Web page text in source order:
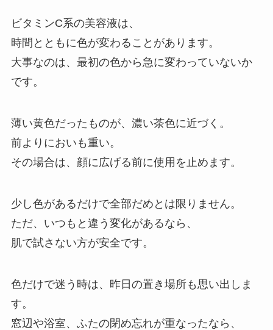
ビタミンC系の美容液は、
時間とともに色が変わることがあります。
大事なのは、最初の色から急に変わっていないか
です。
薄い黄色だったものが、濃い茶色に近づく。
前よりにおいも重い。
その場合は、顔に広げる前に使用を止めます。
少し色があるだけで全部だめとは限りません。
ただ、いつもと違う変化があるなら、
肌で試さない方が安全です。
色だけで迷う時は、昨日の置き場所も思い出しま
す。
窓辺や浴室、ふたの閉め忘れが重なったなら、